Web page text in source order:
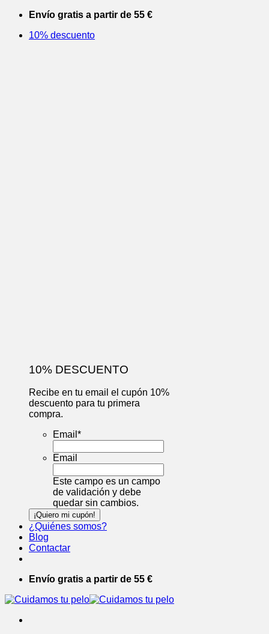
Saltar
contenido
Envío gratis a partir de 55 €
10% descuento
10% DESCUENTO
Recibe en tu email el cupón 10%
descuento para tu primera
compra.
Email *
Email
Este campo es un campo
de validación y debe
quedar sin cambios.
¿Quiénes somos?
Blog
Contactar
Envío gratis a partir de 55 €